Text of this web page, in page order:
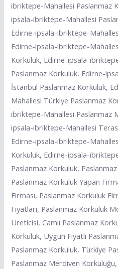
ibriktepe-Mahallesi Paslanmaz
ipsala-ibriktepe-Mahallesi
Edirne-ipsala-ibriktepe-
Edirne-ipsala-ibriktepe-
Korkuluk, Edirne-ipsala-
Paslanmaz Korkuluk, Edirne-
İstanbul Paslanmaz Korkuluk,
Mahallesi Türkiye Paslanmaz
ibriktepe-Mahallesi Paslanmaz
ipsala-ibriktepe-Mahallesi
Edirne-ipsala-ibriktepe-
Korkuluk, Edirne-ipsala-
Paslanmaz Korkuluk,
Paslanmaz Korkuluk Yapan
Firması, Paslanmaz Korkuluk
Fiyatları, Paslanmaz Korkuluk
Üreticisi, Camlı Paslanmaz
Korkuluk, Uygun Fiyatlı
Paslanmaz Korkuluk, Türkiye
Paslanmaz Merdiven